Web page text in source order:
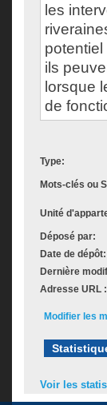
les
ils
lorsque
de
Type:
Mots-clés ou
Unité
Déposé par:
Date de dépôt:
Dernière
Adresse URL :
Modifier les
Voir les